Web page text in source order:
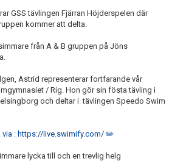
GSS tävlingen Fjärran Höjderspelen där
kommer att delta.
från A & B gruppen på Jöns
Astrid representerar fortfarande vår
/ Rig. Hon gör sin fösta tävling i
och deltar i tävlingen Speedo Swim
: https://live.swimify.com/ ✏️
lycka till och en trevlig helg